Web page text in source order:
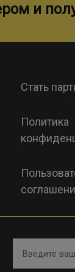
и
Стать
Политика
Введите